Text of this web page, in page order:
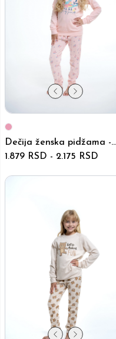
Dečija ženska pidžama -
6025-6029 - Roze
1.879 RSD - 2.175 RSD